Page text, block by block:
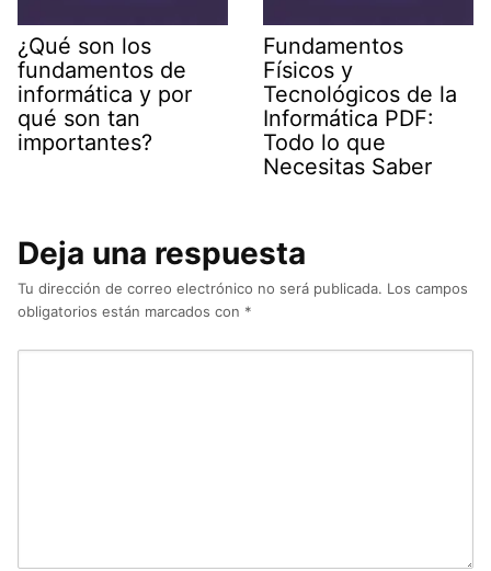
¿Qué son los
fundamentos de
informática y por
qué son tan
importantes?
Fundamentos
Físicos y
Tecnológicos de la
Informática PDF:
Todo lo que
Necesitas Saber
Deja una respuesta
Tu dirección de correo electrónico no será publicada. Los campos
obligatorios están marcados con *